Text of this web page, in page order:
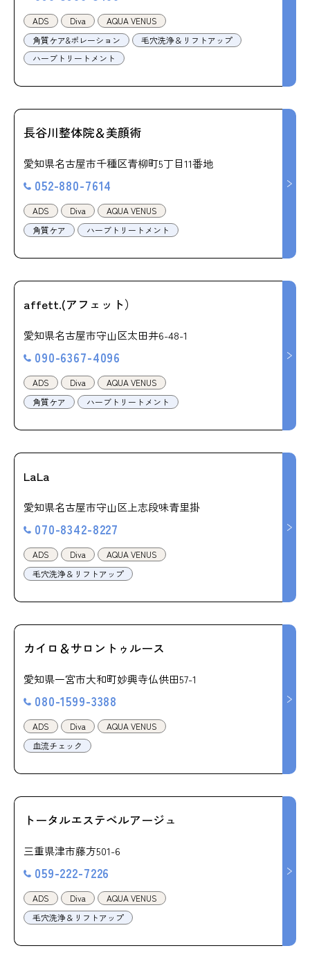
ADS Diva
AQUA VENUS
角質ケア&ポレーション
毛穴洗浄＆リフトアップ
ハーブトリートメント
長谷川整体院＆美顔術
愛知県名古屋市千種区青柳町5丁目11番地
052-880-7614
ADS Diva
AQUA VENUS
角質ケア
ハーブトリートメント
affett.(アフェット）
愛知県名古屋市守山区太田井6-48-1
090-6367-4096
ADS Diva
AQUA VENUS
角質ケア
ハーブトリートメント
LaLa
愛知県名古屋市守山区上志段味青里掛
070-8342-8227
ADS Diva
AQUA VENUS
毛穴洗浄＆リフトアップ
カイロ＆サロントゥルース
愛知県一宮市大和町妙興寺仏供田57-1
080-1599-3388
ADS Diva
AQUA VENUS
血流チェック
トータルエステベルアージュ
三重県津市藤方501-6
059-222-7226
ADS Diva
AQUA VENUS
毛穴洗浄＆リフトアップ